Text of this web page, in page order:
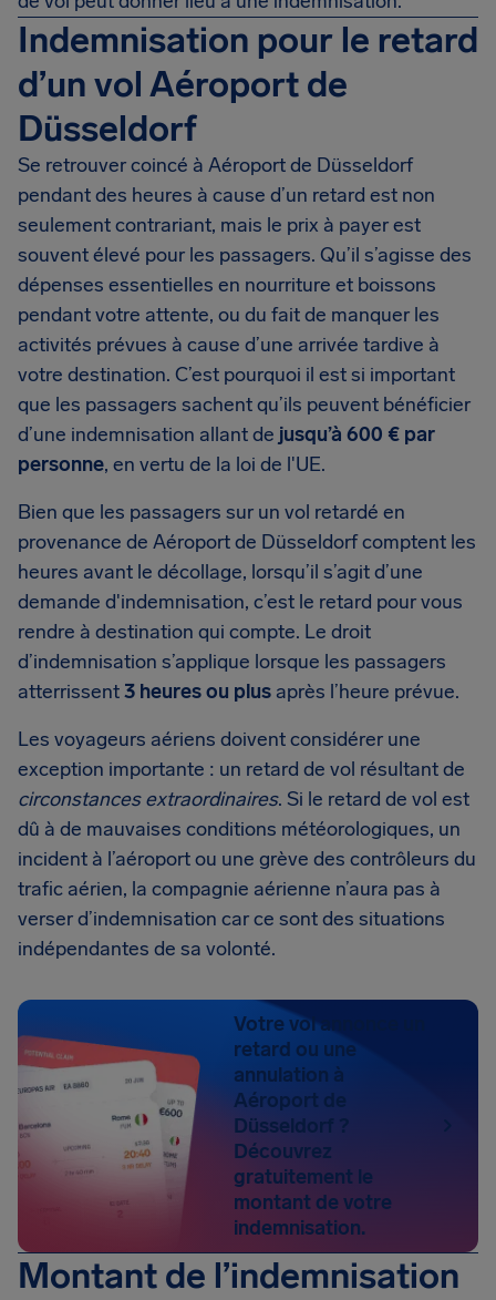
Indemnisation pour le retard
d’un vol Aéroport de
Düsseldorf
Se retrouver coincé à Aéroport de Düsseldorf
pendant des heures à cause d’un retard est non
seulement contrariant, mais le prix à payer est
souvent élevé pour les passagers. Qu’il s’agisse des
dépenses essentielles en nourriture et boissons
pendant votre attente, ou du fait de manquer les
activités prévues à cause d’une arrivée tardive à
votre destination. C’est pourquoi il est si important
que les passagers sachent qu’ils peuvent bénéficier
d’une indemnisation allant de jusqu’à 600 € par
personne, en vertu de la loi de l'UE.
Bien que les passagers sur un vol retardé en
provenance de Aéroport de Düsseldorf comptent les
heures avant le décollage, lorsqu’il s’agit d’une
demande d'indemnisation, c’est le retard pour vous
rendre à destination qui compte. Le droit
d’indemnisation s’applique lorsque les passagers
atterrissent3 heures ou plus après l’heure prévue.
Les voyageurs aériens doivent considérer une
exception importante : un retard de vol résultant de
circonstances extraordinaires. Si le retard de vol est
dû à de mauvaises conditions météorologiques, un
incident à l’aéroport ou une grève des contrôleurs du
trafic aérien, la compagnie aérienne n’aura pas à
verser d’indemnisation car ce sont des situations
indépendantes de sa volonté.
Votre vol annonce un
retard ou une
annulation à
Aéroport de
Düsseldorf ?
Découvrez
gratuitement le
montant de votre
indemnisation.
Montant de l’indemnisation